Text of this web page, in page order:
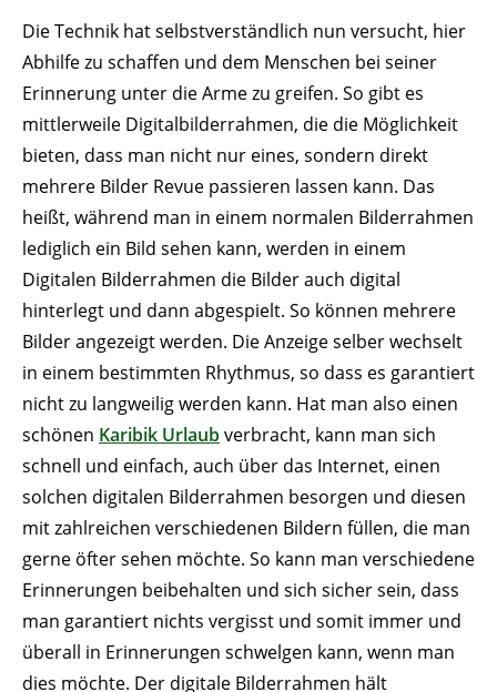
Die Technik hat selbstverständlich nun versucht, hier
Abhilfe zu schaffen und dem Menschen bei seiner
Erinnerung unter die Arme zu greifen. So gibt es
mittlerweile Digitalbilderrahmen, die die Möglichkeit
bieten, dass man nicht nur eines, sondern direkt
mehrere Bilder Revue passieren lassen kann. Das
heißt, während man in einem normalen Bilderrahmen
lediglich ein Bild sehen kann, werden in einem
Digitalen Bilderrahmen die Bilder auch digital
hinterlegt und dann abgespielt. So können mehrere
Bilder angezeigt werden. Die Anzeige selber wechselt
in einem bestimmten Rhythmus, so dass es garantiert
nicht zu langweilig werden kann. Hat man also einen
schönen Karibik Urlaubverbracht, kann man sich
schnell und einfach, auch über das Internet, einen
solchen digitalen Bilderrahmen besorgen und diesen
mit zahlreichen verschiedenen Bildern füllen, die man
gerne öfter sehen möchte. So kann man verschiedene
Erinnerungen beibehalten und sich sicher sein, dass
man garantiert nichts vergisst und somit immer und
überall in Erinnerungen schwelgen kann, wenn man
dies möchte. Der digitale Bilderrahmen hält